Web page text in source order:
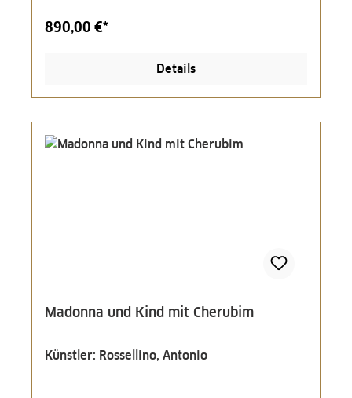
890,00 €*
Details
Madonna und Kind mit Cherubim
Künstler: Rossellino, Antonio